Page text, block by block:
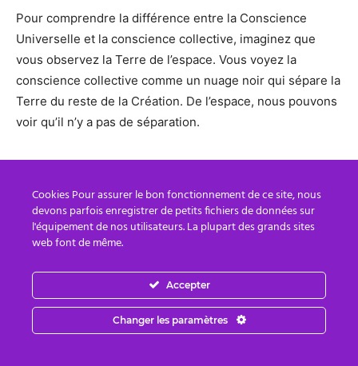
Pour comprendre la différence entre la Conscience
Universelle et la conscience collective, imaginez que
vous observez la Terre de l’espace. Vous voyez la
conscience collective comme un nuage noir qui sépare la
Terre du reste de la Création. De l’espace, nous pouvons
voir qu’il n’y a pas de séparation.
La Terre est un très beau joyau qui flotte à travers les
étoiles et qui fait partie de tout ce qui EST. Tous les
grands Avatars qui se sont incarnés sur notre planète ont
ressources. Quetzalcoatl, Hiawatha, Lao-Tzu, Krishna,
Bouddha et Jésus ont tous manifesté la Conscience
Universelle directement. Ils ont exprimé l’amour
Cookies Pour assurer le bon fonctionnement de ce site, nous
devons parfois enregistrer de petits fichiers de données sur
l'équipement de nos utilisateurs. La plupart des grands sites
web font de même.
Accepter
Changer les paramètres